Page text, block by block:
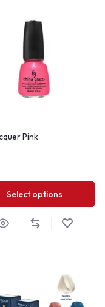
Pink
Select options